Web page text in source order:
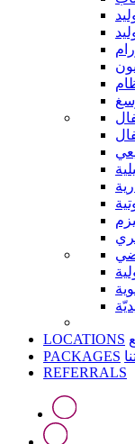
LOCATIONS
PACKAGES
REFERRALS